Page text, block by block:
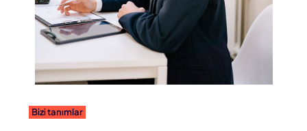
Bizi tanımlar